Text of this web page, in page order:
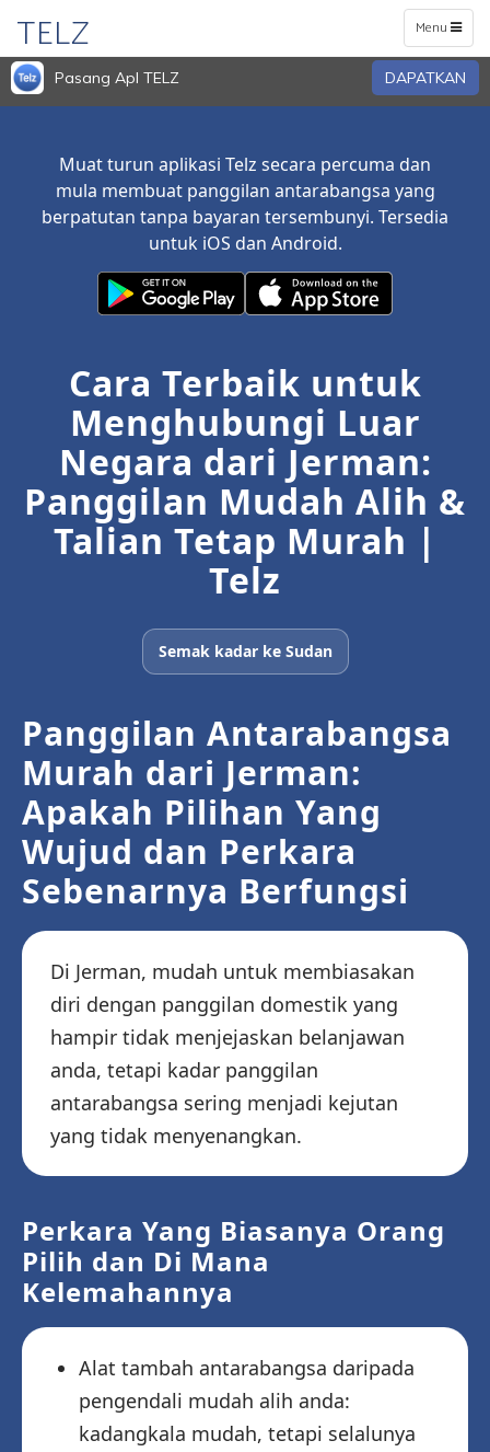
Toggle
navigation
Menu
TELZ
Pasang Apl TELZ DAPATKAN
Muat turun aplikasi Telz secara percuma dan
mula membuat panggilan antarabangsa yang
berpatutan tanpa bayaran tersembunyi. Tersedia
untuk iOS dan Android.
Cara Terbaik untuk
Menghubungi Luar
Negara dari Jerman:
Panggilan Mudah Alih &
Talian Tetap Murah |
Telz
Semak kadar ke Sudan
Panggilan Antarabangsa
Murah dari Jerman:
Apakah Pilihan Yang
Wujud dan Perkara
Sebenarnya Berfungsi
Di Jerman, mudah untuk membiasakan
diri dengan panggilan domestik yang
hampir tidak menjejaskan belanjawan
anda, tetapi kadar panggilan
antarabangsa sering menjadi kejutan
yang tidak menyenangkan.
Perkara Yang Biasanya Orang
Pilih dan Di Mana
Kelemahannya
Alat tambah antarabangsa daripada
pengendali mudah alih anda:
kadangkala mudah, tetapi selalunya